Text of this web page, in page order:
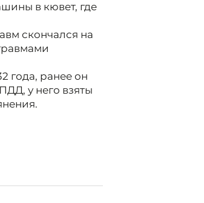
в кювет, где
скончался на
года, ранее он
у него взяты